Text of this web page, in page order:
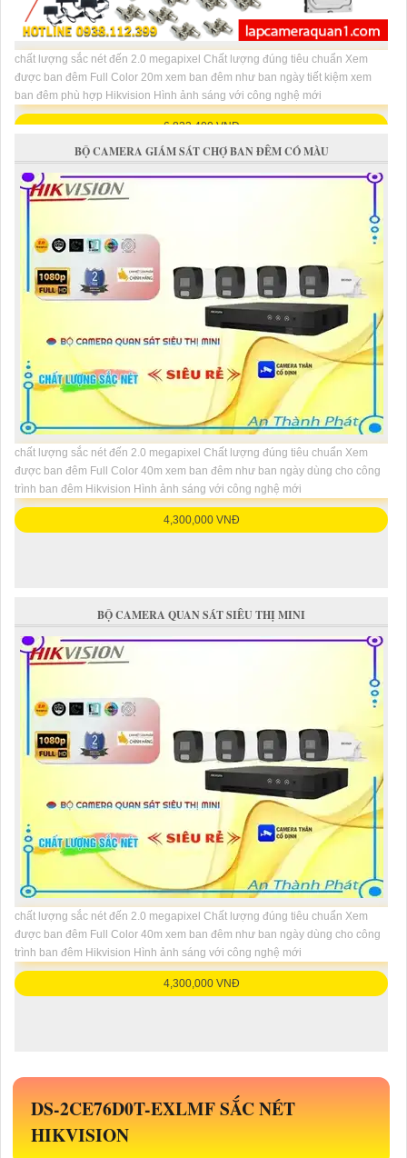
chất lượng sắc nét đến 2.0 megapixel Chất lượng đúng tiêu chuẩn Xem
được ban đêm Full Color 20m xem ban đêm như ban ngày tiết kiệm xem
ban đêm phù hợp Hikvision Hình ảnh sáng với công nghệ mới
6,822,400 VNĐ
BỘ CAMERA GIÁM SÁT CHỢ BAN ĐÊM CÓ MÀU
chất lượng sắc nét đến 2.0 megapixel Chất lượng đúng tiêu chuẩn Xem
được ban đêm Full Color 40m xem ban đêm như ban ngày dùng cho công
trình ban đêm Hikvision Hình ảnh sáng với công nghệ mới
4,300,000 VNĐ
BỘ CAMERA QUAN SÁT SIÊU THỊ MINI
chất lượng sắc nét đến 2.0 megapixel Chất lượng đúng tiêu chuẩn Xem
được ban đêm Full Color 40m xem ban đêm như ban ngày dùng cho công
trình ban đêm Hikvision Hình ảnh sáng với công nghệ mới
4,300,000 VNĐ
DS-2CE76D0T-EXLMFSẮC NÉT
HIKVISION